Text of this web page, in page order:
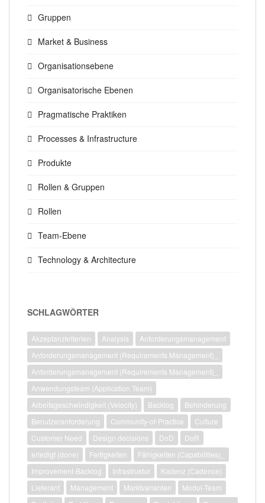
Gruppen
Market & Business
Organisationsebene
Organisatorische Ebenen
Pragmatische Praktiken
Processes & Infrastructure
Produkte
Rollen & Gruppen
Rollen
Team-Ebene
Technology & Architecture
SCHLAGWÖRTER
Akzeptanzkriterien Analysis
Anforderungsmanagement
Anforderungsmanagement (Requirements Management)_
Anforderungsmanagement (Requirements Management)_
Anwendungsteam (Application Team)
Arbeitsgeschwindigkeit (Velocity)
Backlog
Behinderung
Benutzeranforderung
Community-of-Practice
Culture
Customer Need
Design decisions DoD
DoR
erledigt (done)
Fertigkeiten
Fähigkeiten (Capabilities)_
Improvement-Backlog
Infrastruktur
Kadenz (Cadence)
Lieferant
Management Marktvarianten
Modul-Team